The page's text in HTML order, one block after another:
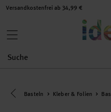
Versandkostenfrei ab 34,99 €
Eine Kategorie zurück
Basteln Kleber & Folien